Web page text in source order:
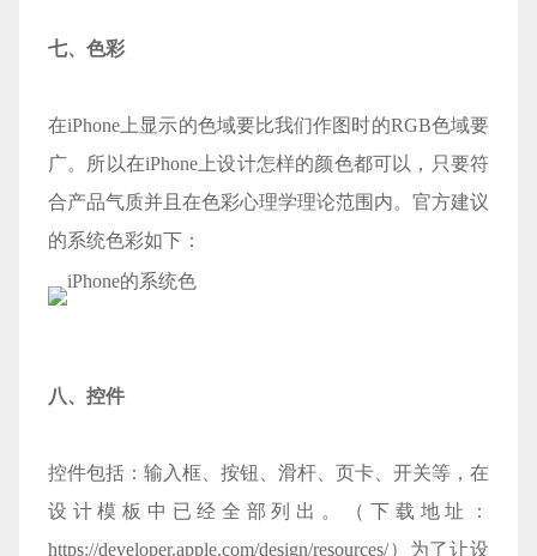
七、色彩
在iPhone上显示的色域要比我们作图时的RGB色域要
广。所以在iPhone上设计怎样的颜色都可以，只要符
合产品气质并且在色彩心理学理论范围内。官方建议
的系统色彩如下：
iPhone的系统色
八、控件
控件包括：输入框、按钮、滑杆、页卡、开关等，在
设计模板中已经全部列出。（下载地址：
https://developer.apple.com/design/resources/）为了让设